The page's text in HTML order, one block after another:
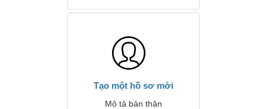
Tạo một hồ sơ mới
Mô tả bản thân